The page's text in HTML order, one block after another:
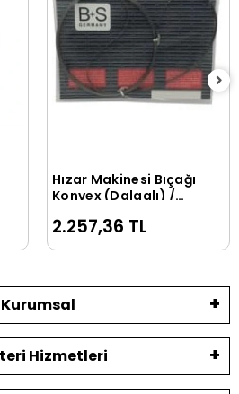
Sepete Ekle
Hızar Makinesi Bıçağı
Konvex (Dalgalı) /
2.257,36 TL
Kurumsal
Hizmetleri